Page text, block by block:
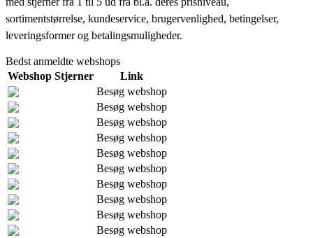
sortimentstørrelse, kundeservice, brugervenlighed, betingelser,
leveringsformer og betalingsmuligheder.
Bedst anmeldte webshops
Webshop Stjerner
Link
Besøg webshop
Besøg webshop
Besøg webshop
Besøg webshop
Besøg webshop
Besøg webshop
Besøg webshop
Besøg webshop
Besøg webshop
Besøg webshop